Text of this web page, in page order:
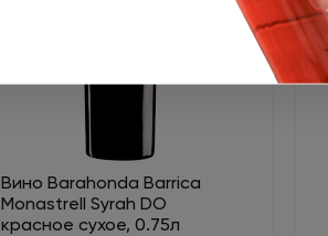
Вино Barahonda Barrica
Monastrell Syrah DO
красное сухое, 0.75л